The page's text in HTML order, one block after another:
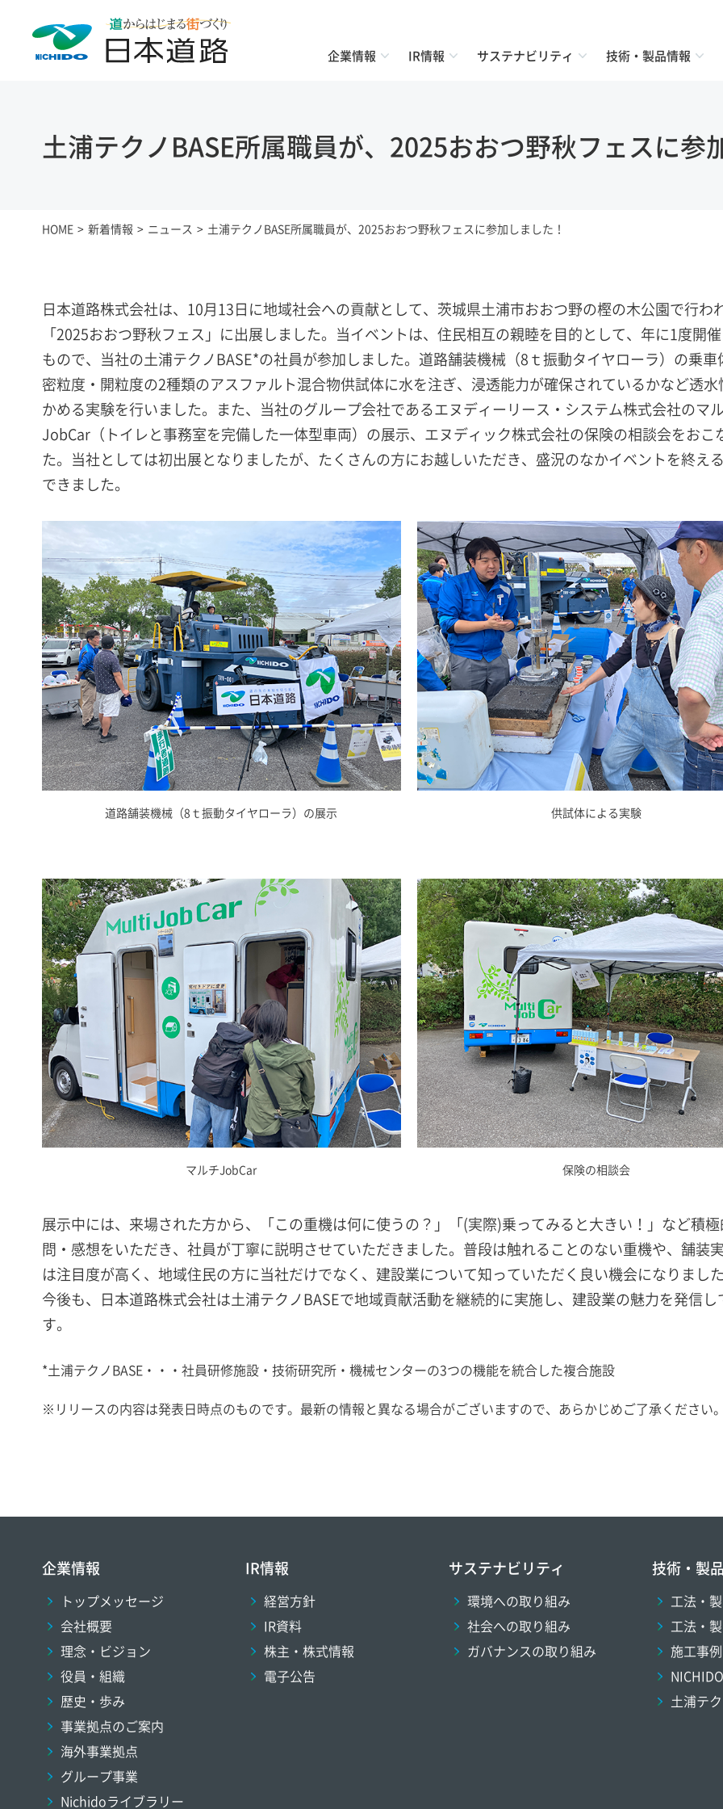
企業情報 IR情報 サステナビリティ 技術・製品情報
土浦テクノBASE所属職員が、2025おおつ野秋フェスに参
HOME 新着情報 ニュース 土浦テクノBASE所属職員が、2025おおつ野秋フェスに参加しました！
日本道路株式会社は、10月13日に地域社会への貢献として、茨城県土浦市おおつ野の樫の木公園で行わ
「2025おおつ野秋フェス」に出展しました。当イベントは、住民相互の親睦を目的として、年に1度開
もので、当社の土浦テクノBASE*の社員が参加しました。道路舗装機械（8ｔ振動タイヤローラ）の乗車
密粒度・開粒度の2種類のアスファルト混合物供試体に水を注ぎ、浸透能力が確保されているかなど透
かめる実験を行いました。また、当社のグループ会社であるエヌディーリース・システム株式会社のマ
JobCar（トイレと事務室を完備した一体型車両）の展示、エヌディック株式会社の保険の相談会をおこ
た。当社としては初出展となりましたが、たくさんの方にお越しいただき、盛況のなかイベントを終え
できました。
道路舗装機械（8ｔ振動タイヤローラ）の展示 供試体による実験
マルチJobCar 保険の相談会
展示中には、来場された方から、「この重機は何に使うの？」「(実際)乗ってみると大きい！」など積
問・感想をいただき、社員が丁寧に説明させていただきました。普段は触れることのない重機や、舗装
は注目度が高く、地域住民の方に当社だけでなく、建設業について知っていただく良い機会になりまし
今後も、日本道路株式会社は土浦テクノBASEで地域貢献活動を継続的に実施し、建設業の魅力を発信し
す。
*土浦テクノBASE・・・社員研修施設・技術研究所・機械センターの3つの機能を統合した複合施設
※ リリースの内容は発表日時点のものです。最新の情報と異なる場合がございますので、あらかじめご了承ください
企業情報
トップメッセージ
会社概要
理念・ビジョン
役員・組織
歴史・歩み
事業拠点のご案内
海外事業拠点
グループ事業
Nichidoライブラリー
IR情報
経営方針
IR資料
株主・株式情報
電子公告
サステナビリティ
環境への取り組み
社会への取り組み
ガバナンスの取り組み
技術・製
工法・
工法・
施工事例
土浦テ